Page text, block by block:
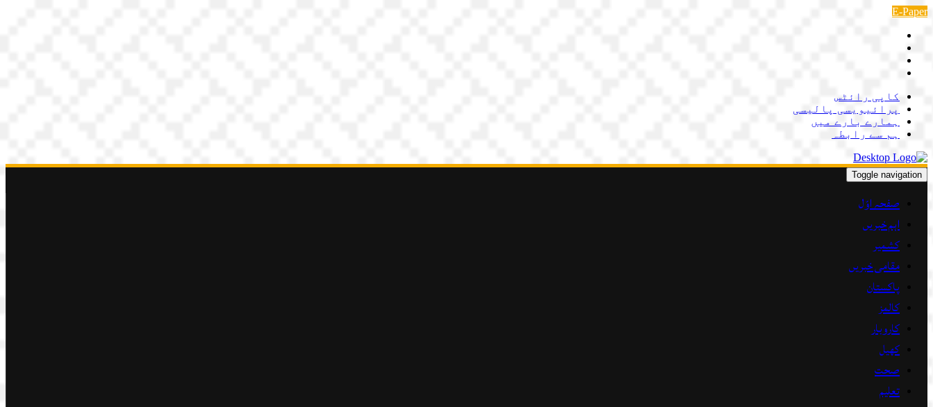
Skip
content
E-Paper
کاپی رائٹس
پرائیویسی پالیسی
ہمارے بارے میں
ہم سے رابطہ
Toggle navigation
صفحہ اوّل
اہم خبریں
کشمیر
مقامی خبریں
پاکستان
کالمز
کاروبار
کھیل
صحت
تعلیم